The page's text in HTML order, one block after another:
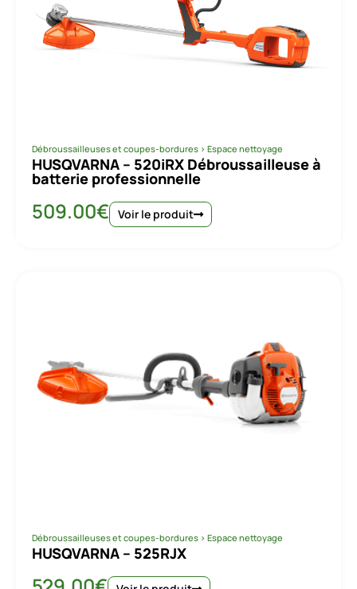
Débroussailleuses et coupes-bordures > Espace nettoyage
HUSQVARNA – 520iRX Débroussailleuse à
batterie professionnelle
509.00€ Voir le produit
Débroussailleuses et coupes-bordures > Espace nettoyage
HUSQVARNA – 525RJX